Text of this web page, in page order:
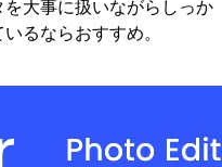
大事に扱いながらしっか
るならおすすめ。